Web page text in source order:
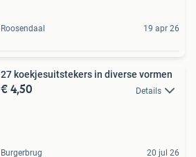
Roosendaal 19 apr 26
27 koekjesuitstekers in diverse vormen
€ 4,50 Details
Burgerbrug 20 jul 26